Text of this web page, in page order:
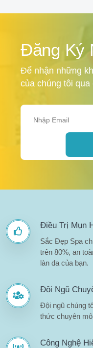
Đăng Ký
Để nhận những
của chúng tôi qua
Điều Trị Mụn
Sắc Đẹp Spa
trên 80%, an
làn da của bạn.
Đội Ngũ
Đội ngũ chúng
thức chuyên
Công Nghệ